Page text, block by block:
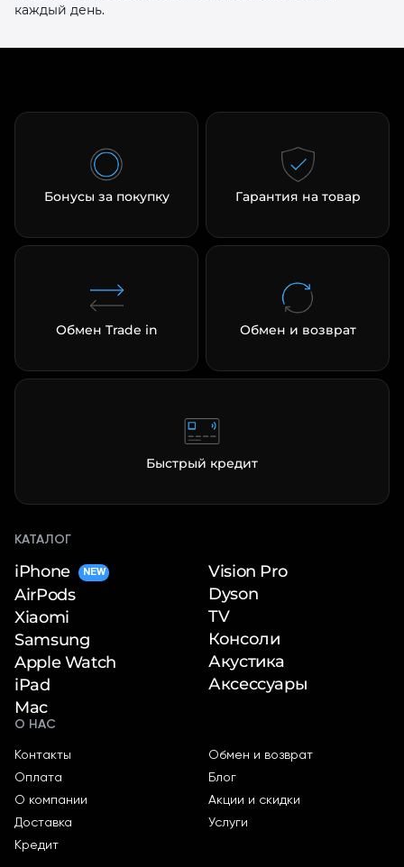
каждый день.
Бонусы за покупку Гарантия на товар
Обмен Trade in Обмен и возврат
Быстрый кредит
КАТАЛОГ
iPhone NEW
AirPods
Xiaomi
Samsung
Apple Watch
iPad
Mac
Vision Pro
Dyson
TV
Консоли
Акустика
Аксессуары
О НАС
Контакты
Оплата
О компании
Доставка
Кредит
Обмен и возврат
Блог
Акции и скидки
Услуги